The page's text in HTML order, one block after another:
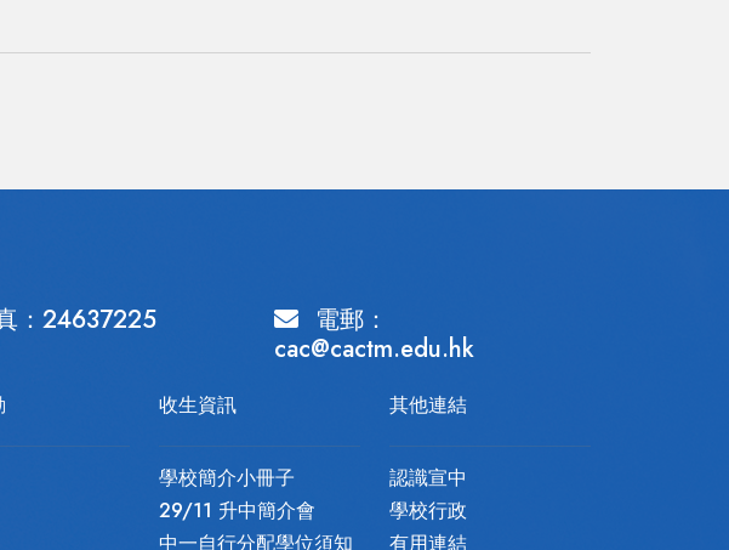
：24637225
電郵：
cac@cactm.edu.hk
收生資訊
學校簡介小冊子
29/11 升中簡介會
中一自行分配學位須知
其他連結
認識宣中
學校行政
有用連結